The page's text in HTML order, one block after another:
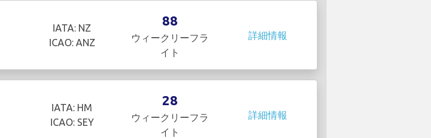
IATA: NZ
ICAO: ANZ
88
ウィークリーフラ
イト
詳細情報
IATA: HM
ICAO: SEY
28
ウィークリーフラ
イト
詳細情報